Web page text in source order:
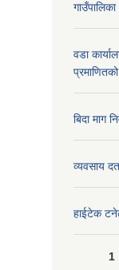
वडा
बिदा माग
व्यवसाय
हाईटेक
1